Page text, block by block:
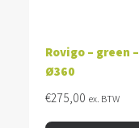
Rovigo – green –
Ø360
€275,00 ex. BTW